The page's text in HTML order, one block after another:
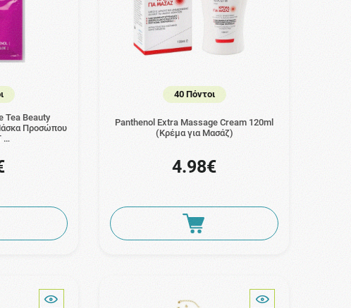
Tea Beauty
Προσώπου
…
40 Πόντοι
Panthenol Extra Massage Cream 120ml
(Κρέμα για Μασάζ)
4.98€